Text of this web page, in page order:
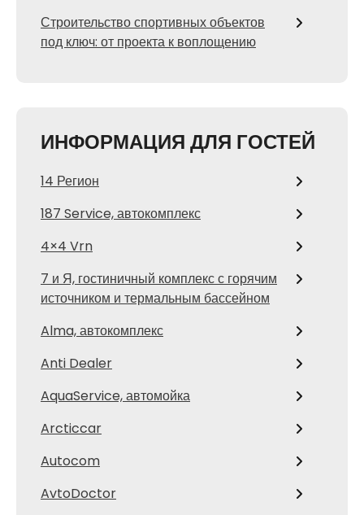
Строительство спортивных объектов
под ключ: от проекта к воплощению
ИНФОРМАЦИЯ ДЛЯ ГОСТЕЙ
14 Регион
187 Service, автокомплекс
4×4 Vrn
7 и Я, гостиничный комплекс с горячим
источником и термальным бассейном
Alma, автокомплекс
Anti Dealer
AquaService, автомойка
Arcticcar
Autocom
AvtoDoctor